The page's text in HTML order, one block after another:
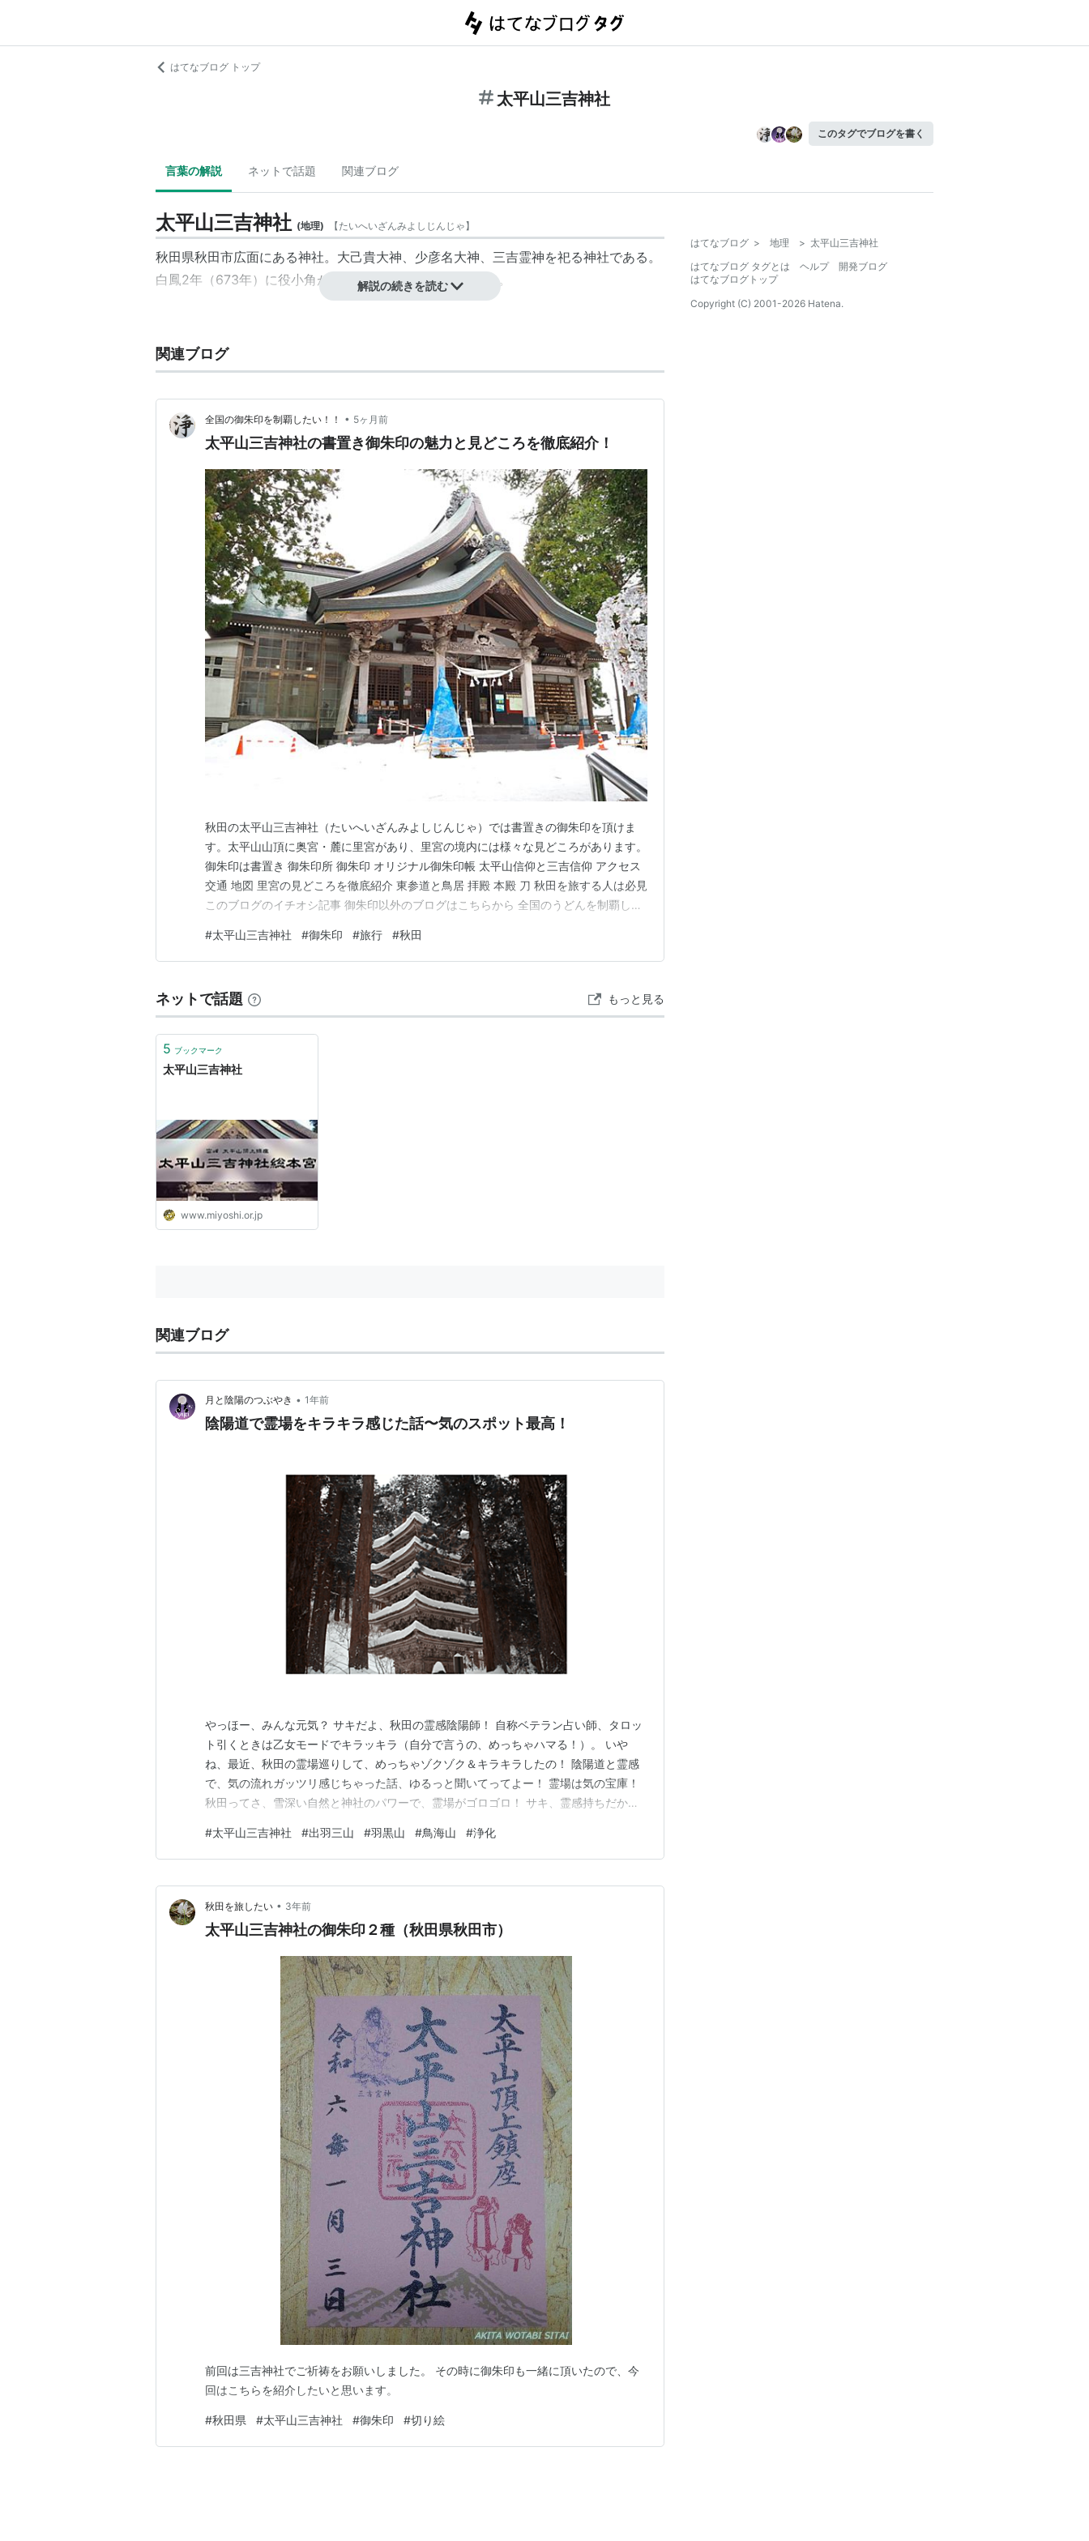
はてなブログ トップ
太平山三吉神社
このタグでブログを書く
言葉の解説 ネットで話題 関連ブログ
太平山三吉神社 (地理) 【たいへいざんみよしじんじゃ】
秋田県秋田市広面にある神社。大己貴大神、少彦名大神、三吉霊神を祀る神社である。
白鳳2年（673年）に役小角が創建されたと伝えられている。
解説の続きを読む
関連ブログ
全国の御朱印を制覇したい！！ • 5ヶ月前
太平山三吉神社の書置き御朱印の魅力と見どころを徹底紹介！
秋田の太平山三吉神社（たいへいざんみよしじんじゃ）では書置きの御朱印を頂けま
す。太平山山頂に奥宮・麓に里宮があり、里宮の境内には様々な見どころがあります。
御朱印は書置き 御朱印所 御朱印 オリジナル御朱印帳 太平山信仰と三吉信仰 アクセス
交通 地図 里宮の見どころを徹底紹介 東参道と鳥居 拝殿 本殿 刀 秋田を旅する人は必見
このブログのイチオシ記事 御朱印以外のブログはこちらから 全国のうどんを制覇した
太平山三吉神社の御朱印は社殿内に併設された授与所で頂けます。こちらでは書置きの
御朱印を頂けます。 受付時…
#太平山三吉神社 #御朱印 #旅行 #秋田
ネットで話題 もっと見る
5 ブックマーク
太平山三吉神社
www.miyoshi.or.jp
関連ブログ
月と陰陽のつぶやき • 1年前
陰陽道で霊場をキラキラ感じた話〜気のスポット最高！
やっほー、みんな元気？ サキだよ、秋田の霊感陰陽師！ 自称ベテラン占い師、タロッ
ト引くときは乙女モードでキラッキラ（自分で言うの、めっちゃハマる！）。 いや
ね、最近、秋田の霊場巡りして、めっちゃゾクゾク＆キラキラしたの！ 陰陽道と霊感
で、気の流れガッツリ感じちゃった話、ゆるっと聞いてってよー！ 霊場は気の宝庫！
秋田ってさ、雪深い自然と神社のパワーで、霊場がゴロゴロ！ サキ、霊感持ちだか
「五行」（木・火・土・金・水）と「陰陽」のバランスがバッチリな場所。 気の流れ
がキラキラ流れて、魂チャージできるスポットよ！ 秋田や…
#太平山三吉神社 #出羽三山 #羽黒山 #鳥海山 #浄化
秋田を旅したい • 3年前
太平山三吉神社の御朱印２種（秋田県秋田市）
前回は三吉神社でご祈祷をお願いしました。 その時に御朱印も一緒に頂いたので、今
回はこちらを紹介したいと思います。
#秋田県 #太平山三吉神社 #御朱印 #切り絵
はてなブログ > 地理 > 太平山三吉神社
はてなブログ タグとは
ヘルプ
開発ブログ
はてなブログトップ
Copyright (C) 2001-2026 Hatena.